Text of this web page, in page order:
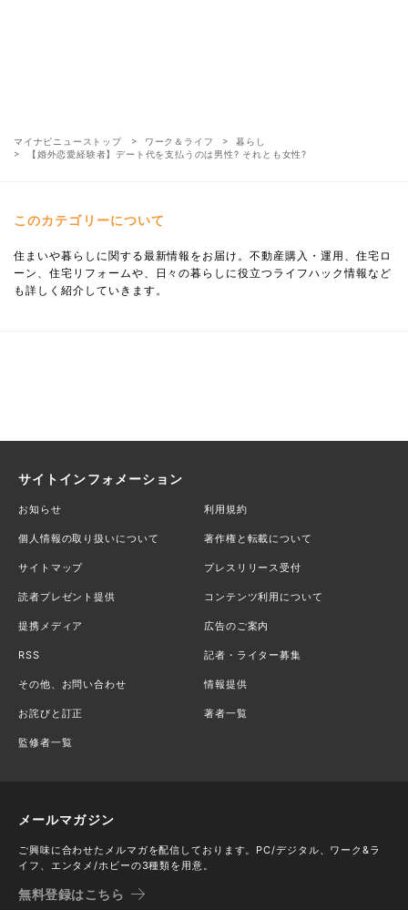
マイナビニューストップ ワーク＆ライフ
暮らし
【婚外恋愛経験者】デート代を支払うのは男性? それとも女性?
このカテゴリーについて
住まいや暮らしに関する最新情報をお届け。不動産購入・運用、住宅ロ
ーン、住宅リフォームや、日々の暮らしに役立つライフハック情報など
も詳しく紹介していきます。
サイトインフォメーション
お知らせ 利用規約
個人情報の取り扱いについて 著作権と転載について
サイトマップ プレスリリース受付
読者プレゼント提供 コンテンツ利用について
提携メディア 広告のご案内
RSS 記者・ライター募集
その他、お問い合わせ 情報提供
お詫びと訂正 著者一覧
監修者一覧
メールマガジン
ご興味に合わせたメルマガを配信しております。PC/デジタル、ワーク&ラ
イフ、エンタメ/ホビーの3種類を用意。
無料登録はこちら